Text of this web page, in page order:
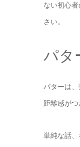
ない初心
さい。
パタ
パターは
距離感が
単純な話